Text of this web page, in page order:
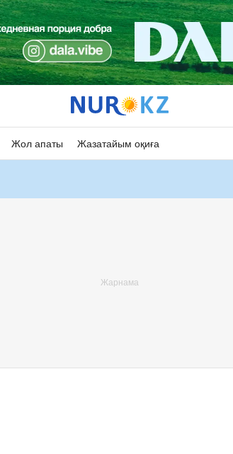
Жол апаты Жазатайым оқиға